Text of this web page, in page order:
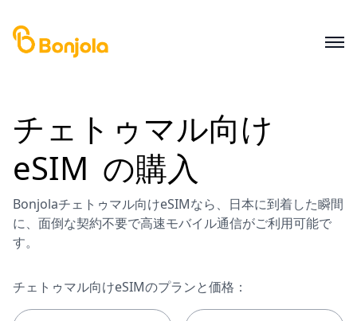
チェトゥマル向け
eSIM の購入
Bonjolaチェトゥマル向けeSIMなら、日本に到着した瞬間
に、面倒な契約不要で高速モバイル通信がご利用可能で
す。
チェトゥマル向けeSIMのプランと価格：